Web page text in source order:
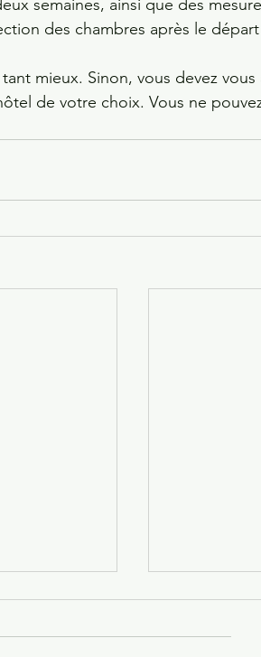
semaines, ainsi que des
des chambres après le
mieux. Sinon, vous devez vous
de votre choix. Vous ne